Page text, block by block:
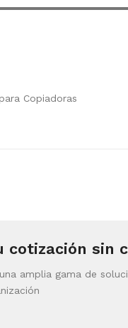
Copiadoras
cotización sin
amplia gama de